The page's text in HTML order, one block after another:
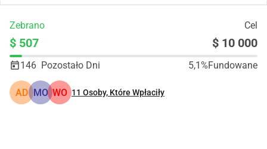
Zebrano Cel
$ 507 $ 10 000
146 Pozostało Dni 5,1%Fundowane
AD MO WO 11 Osoby, Które Wpłaciły